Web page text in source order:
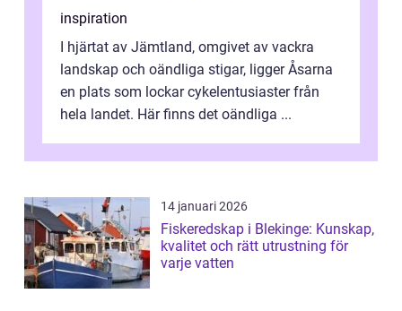
inspiration
I hjärtat av Jämtland, omgivet av vackra
landskap och oändliga stigar, ligger Åsarna
en plats som lockar cykelentusiaster från
hela landet. Här finns det oändliga ...
14 januari 2026
Fiskeredskap i Blekinge: Kunskap,
kvalitet och rätt utrustning för
varje vatten